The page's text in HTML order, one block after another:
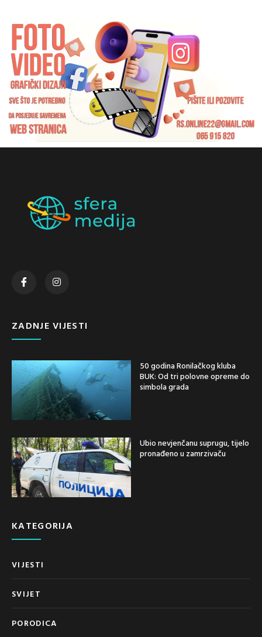
ZADNJE VIJESTI
50 godina Ronilačkog kluba
BUK: Od tri polovne opreme do
simbola grada
Ubio nevjenčanu suprugu, tijelo
pronađeno u zamrzivaču
KATEGORIJA
VIJESTI
SVIJET
PORODICA